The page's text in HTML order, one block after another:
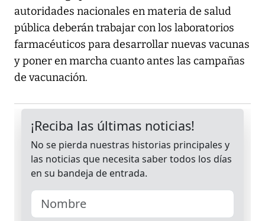
autoridades nacionales en materia de salud
pública deberán trabajar con los laboratorios
farmacéuticos para desarrollar nuevas vacunas
y poner en marcha cuanto antes las campañas
de vacunación.